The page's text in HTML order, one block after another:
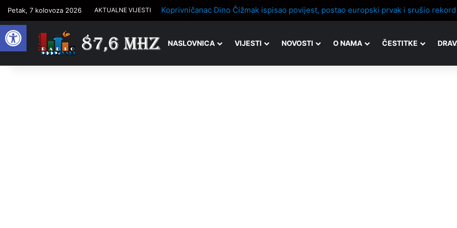
Open toolbar
Petak, 7 kolovoza 2026 AKTUALNE VIJESTI
NASLOVNICA VIJESTI NOVOSTI O NAMA ČESTITKE